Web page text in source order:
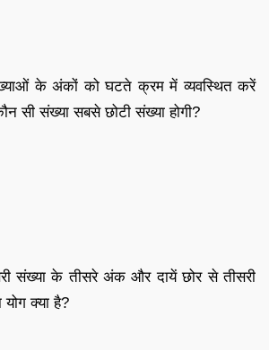
के अंकों को घटते क्रम में व्यवस्थित करें
सी संख्या सबसे छोटी संख्या होगी?
संख्या के तीसरे अंक और दायें छोर से तीसरी
क्या है?